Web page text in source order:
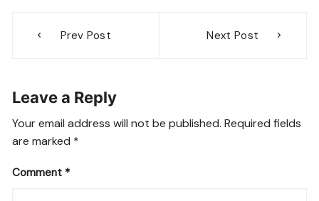
e
o
k
s
p
gr
navigation
Prev Post Next Post
Leave a Reply
Your email address will not be published. Required fields
are marked *
Comment *